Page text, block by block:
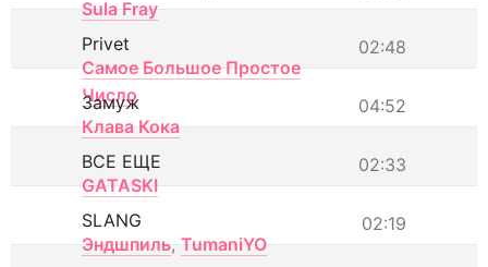
Sula Fray
02:48
Privet
Самое Большое Простое
Число
04:52
Замуж
Клава Кока
02:33
ВСЕ ЕЩЕ
GATASKI
02:19
SLANG
Эндшпиль, TumaniYO